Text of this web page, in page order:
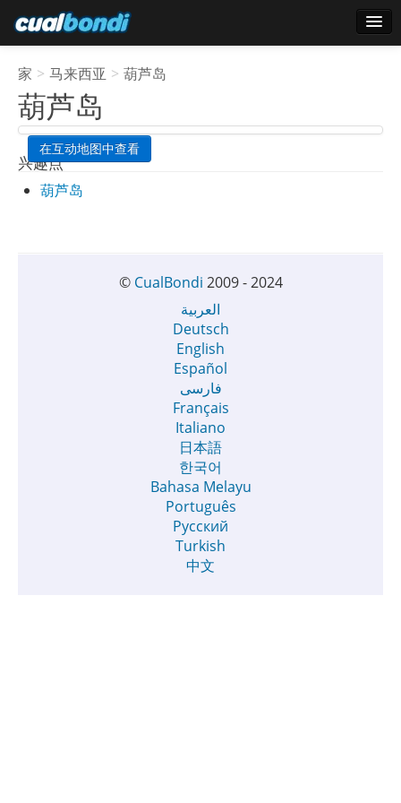
明星用户
轮询
家 > 马来西亚 > 葫芦岛
葫芦岛
在互动地图中查看
兴趣点
葫芦岛
© CualBondi 2009 - 2024
العربية
Deutsch
English
Español
فارسی
Français
Italiano
日本語
한국어
Bahasa Melayu
Português
Русский
Turkish
中文